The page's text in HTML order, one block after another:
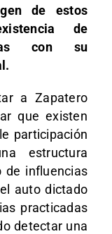
de estos
de
con su
a Zapatero
que existen
participación
estructura
de influencias
auto dictado
practicadas
detectar una